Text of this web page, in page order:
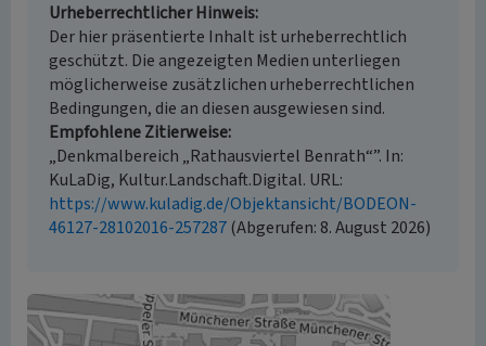
Urheberrechtlicher Hinweis
Der hier präsentierte Inhalt ist urheberrechtlich
geschützt. Die angezeigten Medien unterliegen
möglicherweise zusätzlichen urheberrechtlichen
Bedingungen, die an diesen ausgewiesen sind.
Empfohlene Zitierweise
„Denkmalbereich „Rathausviertel Benrath“”. In:
KuLaDig, Kultur.Landschaft.Digital. URL:
https://www.kuladig.de/Objektansicht/BODEON-
46127-28102016-257287(Abgerufen: 8. August 2026)